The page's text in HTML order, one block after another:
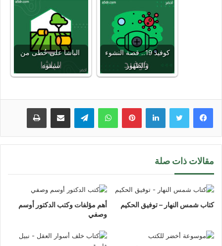
الباشا على خُطى من
سبقوه
كوفيد 19.. قصة النشوء
والظهور
لينكدإن بينتيريستواتساب تيلقرام مشاركة عبر البريد طباعة
مقالات ذات صلة
كتاب شمس النهار – توفيق الحكيم
أهم مؤلفات وكتب الدكتور أوسم
وصفي